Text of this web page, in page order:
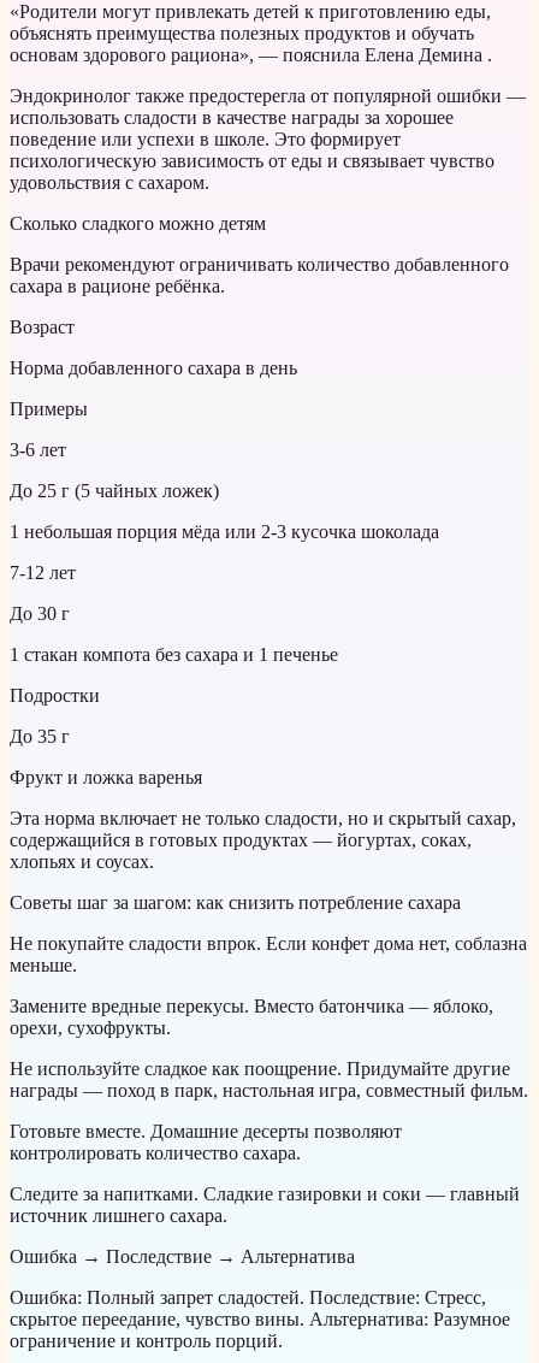
«Родители могут привлекать детей к приготовлению еды,
объяснять преимущества полезных продуктов и обучать
основам здорового рациона», — пояснила Елена Демина .
Эндокринолог также предостерегла от популярной ошибки —
использовать сладости в качестве награды за хорошее
поведение или успехи в школе. Это формирует
психологическую зависимость от еды и связывает чувство
удовольствия с сахаром.
Сколько сладкого можно детям
Врачи рекомендуют ограничивать количество добавленного
сахара в рационе ребёнка.
Возраст
Норма добавленного сахара в день
Примеры
3-6 лет
До 25 г (5 чайных ложек)
1 небольшая порция мёда или 2-3 кусочка шоколада
7-12 лет
До 30 г
1 стакан компота без сахара и 1 печенье
Подростки
До 35 г
Фрукт и ложка варенья
Эта норма включает не только сладости, но и скрытый сахар,
содержащийся в готовых продуктах — йогуртах, соках,
хлопьях и соусах.
Советы шаг за шагом: как снизить потребление сахара
Не покупайте сладости впрок. Если конфет дома нет, соблазна
меньше.
Замените вредные перекусы. Вместо батончика — яблоко,
орехи, сухофрукты.
Не используйте сладкое как поощрение. Придумайте другие
награды — поход в парк, настольная игра, совместный фильм.
Готовьте вместе. Домашние десерты позволяют
контролировать количество сахара.
Следите за напитками. Сладкие газировки и соки — главный
источник лишнего сахара.
Ошибка → Последствие → Альтернатива
Ошибка: Полный запрет сладостей. Последствие: Стресс,
скрытое переедание, чувство вины. Альтернатива: Разумное
ограничение и контроль порций.